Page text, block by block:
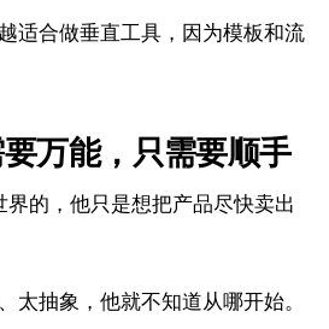
适合做垂直工具，因为模板和流
万能，只需要顺手
的，他只是想把产品尽快卖出
太抽象，他就不知道从哪开始。